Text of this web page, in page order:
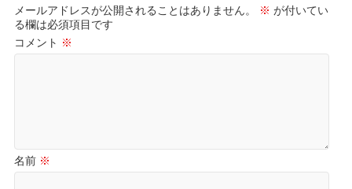
メールアドレスが公開されることはありません。 ※ が付いてい
る欄は必須項目です
コメント ※
名前 ※